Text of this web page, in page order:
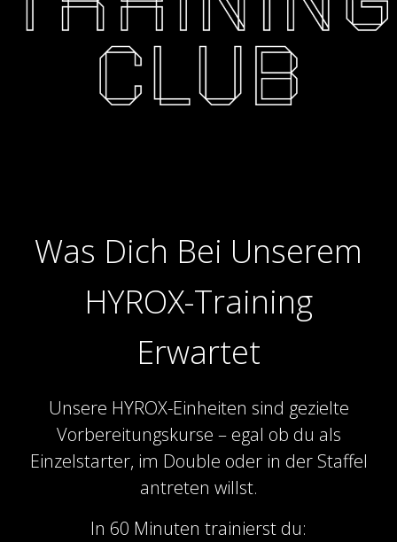
Was Dich Bei Unserem
HYROX-Training
Erwartet
Unsere HYROX-Einheiten sind gezielte
Vorbereitungskurse – egal ob du als
Einzelstarter, im Double oder in der Staffel
antreten willst.
In 60 Minuten trainierst du: